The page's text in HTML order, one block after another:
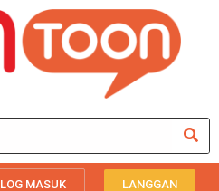
LOG MASUK LANGGAN